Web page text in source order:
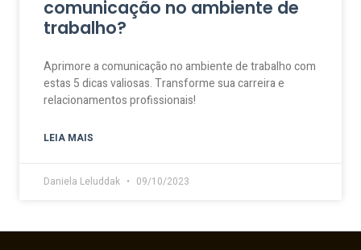
comunicação no ambiente de
trabalho?
Aprimore a comunicação no ambiente de trabalho com
estas 5 dicas valiosas. Transforme sua carreira e
relacionamentos profissionais!
LEIA MAIS
Daniela Leluddak 09/10/2023